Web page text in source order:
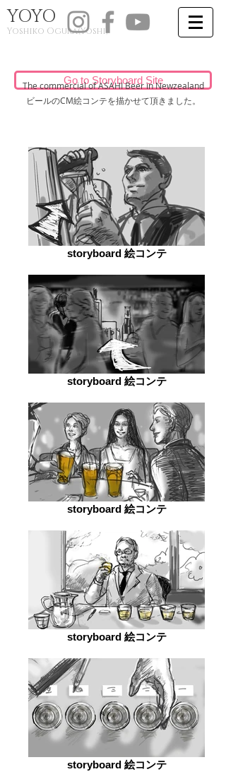
YOYO
​Yoshiko Ogura(Yoshi)
Go to Storyboard Site
The commercial of ASAHI Beer in Newzealand
ビールのCM絵コンテを描かせて頂きました。
storyboard 絵コンテ
storyboard 絵コンテ
storyboard 絵コンテ
storyboard 絵コンテ
storyboard 絵コンテ